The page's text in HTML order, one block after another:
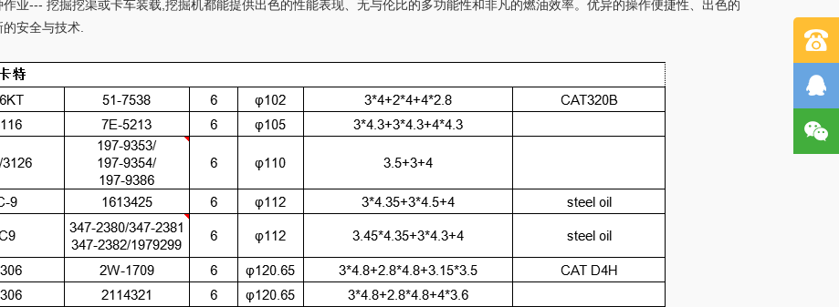
业--- 挖掘挖渠或卡车装载,挖掘机都能提供出色的性能表现、无与伦比的多功能性和非凡的燃油效率。优异的操作便捷性、出色的
安全与技术.